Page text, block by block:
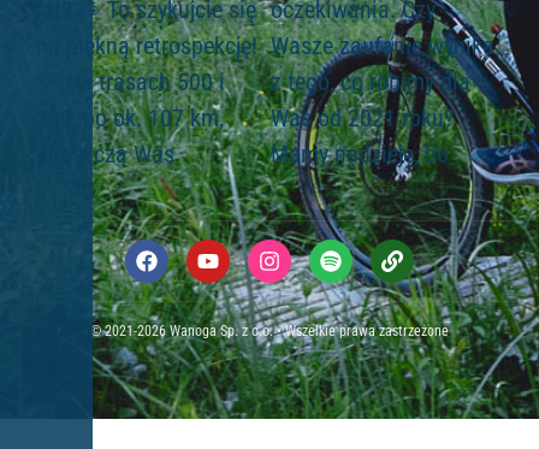
© 2021-2026 Wanoga Sp. z o.o. • Wszelkie prawa zastrzeżone